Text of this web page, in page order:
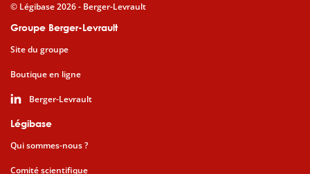
Groupe Berger-Levrault
Site du groupe
Boutique en ligne
Berger-Levrault
Légibase
Qui sommes-nous ?
Comité scientifique
© Légibase 2026 - Berger-Levrault